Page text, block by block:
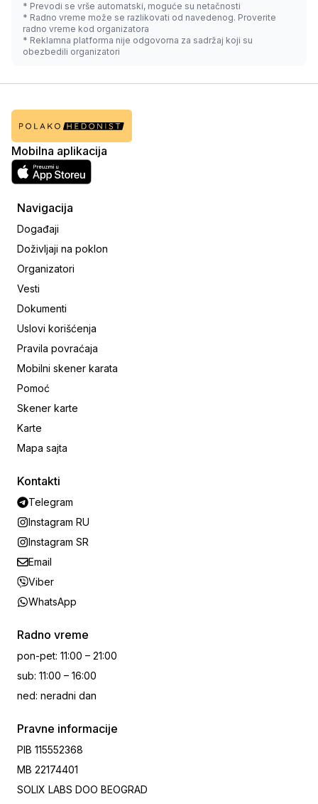
* Prevodi se vrše automatski, moguće su netačnosti
* Radno vreme može se razlikovati od navedenog. Proverite
radno vreme kod organizatora
* Reklamna platforma nije odgovorna za sadržaj koji su
obezbedili organizatori
Mobilna aplikacija
Navigacija
Događaji
Doživljaji na poklon
Organizatori
Vesti
Dokumenti
Uslovi korišćenja
Pravila povraćaja
Mobilni skener karata
Pomoć
Skener karte
Karte
Mapa sajta
Kontakti
Telegram
Instagram RU
Instagram SR
Email
Viber
WhatsApp
Radno vreme
pon-pet: 11:00 – 21:00
sub: 11:00 – 16:00
ned: neradni dan
Pravne informacije
PIB 115552368
MB 22174401
SOLIX LABS DOO BEOGRAD